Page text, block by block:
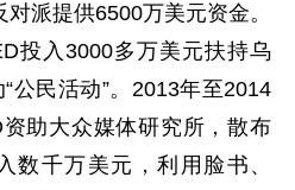
派提供6500万美元资金。
投入3000多万美元扶持乌
公民活动”。2013年至2014
助大众媒体研究所，散布
数千万美元，利用脸书、